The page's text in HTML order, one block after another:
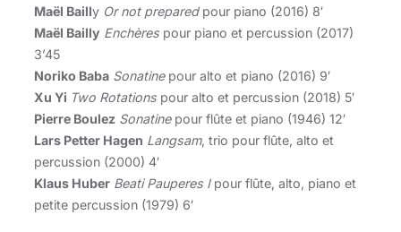
Maël Bailly Or not prepared pour piano (2016) 8′
Maël Bailly Enchères pour piano et percussion (2017)
3’45
Noriko Baba Sonatinepour alto et piano (2016) 9′
Xu Yi Two Rotations pour alto et percussion (2018) 5′
Pierre Boulez Sonatinepour flûte et piano (1946) 12′
Lars Petter Hagen Langsam, trio pour flûte, alto et
percussion (2000) 4′
Klaus Huber Beati Pauperes I pour flûte, alto, piano et
petite percussion (1979) 6′